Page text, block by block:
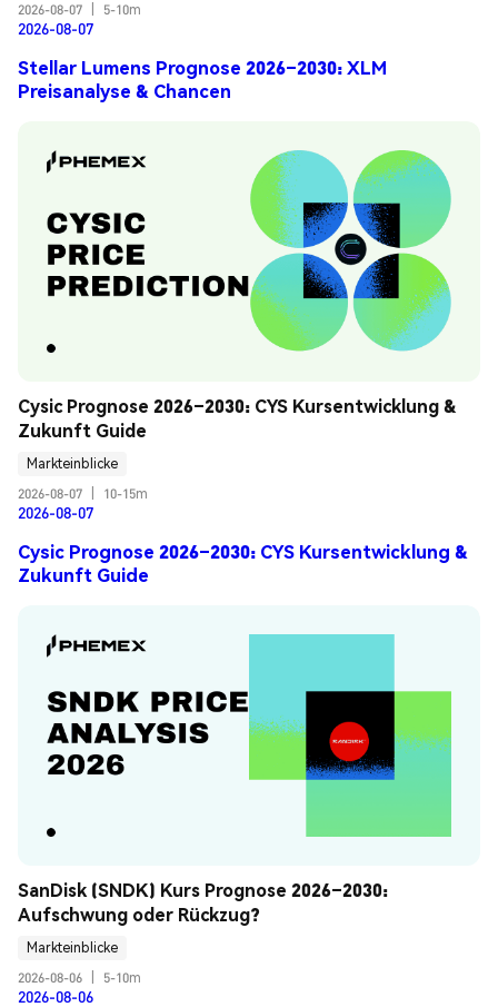
2026-08-07
5-10m
2026-08-07
Stellar Lumens Prognose 2026–2030: XLM
Preisanalyse & Chancen
Cysic Prognose 2026–2030: CYS Kursentwicklung &
Zukunft Guide
Markteinblicke
2026-08-07
10-15m
2026-08-07
Cysic Prognose 2026–2030: CYS Kursentwicklung &
Zukunft Guide
SanDisk (SNDK) Kurs Prognose 2026–2030:
Aufschwung oder Rückzug?
Markteinblicke
2026-08-06
5-10m
2026-08-06